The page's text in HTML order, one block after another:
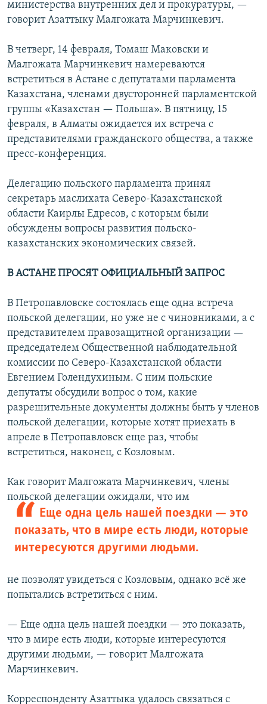
министерства внутренних дел и прокуратуры, —
говорит Азаттыку Малгожата Марчинкевич.
В четверг, 14 февраля, Томаш Маковски и
Малгожата Марчинкевич намереваются
встретиться в Астане с депутатами парламента
Казахстана, членами двусторонней парламентской
группы «Казахстан — Польша». В пятницу, 15
февраля, в Алматы ожидается их встреча с
представителями гражданского общества, а также
пресс-конференция.
Делегацию польского парламента принял
секретарь маслихата Северо-Казахстанской
области Каирлы Едресов, с которым были
обсуждены вопросы развития польско-
казахстанских экономических связей.
В АСТАНЕ ПРОСЯТ ОФИЦИАЛЬНЫЙ ЗАПРОС
В Петропавловске состоялась еще одна встреча
польской делегации, но уже не с чиновниками, а с
представителем правозащитной организации —
председателем Общественной наблюдательной
комиссии по Северо-Казахстанской области
Евгением Голендухиным. С ним польские
депутаты обсудили вопрос о том, какие
разрешительные документы должны быть у членов
польской делегации, которые хотят приехать в
апреле в Петропавловск еще раз, чтобы
встретиться, наконец, с Козловым.
Как говорит Малгожата Марчинкевич, члены
польской делегации ожидали, что им
Еще одна цель нашей поездки — это
показать, что в мире есть люди, которые
интересуются другими людьми.
не позволят увидеться с Козловым, однако всё же
попытались встретиться с ним.
— Еще одна цель нашей поездки — это показать,
что в мире есть люди, которые интересуются
другими людьми, — говорит Малгожата
Марчинкевич.
Корреспонденту Азаттыка удалось связаться с